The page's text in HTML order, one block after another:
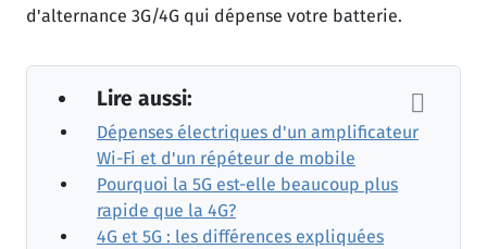
d'alternance 3G/4G qui dépense votre batterie.
Lire aussi:
Dépenses électriques d'un amplificateur
Wi-Fi et d'un répéteur de mobile
Pourquoi la 5G est-elle beaucoup plus
rapide que la 4G?
4G et 5G : les différences expliquées